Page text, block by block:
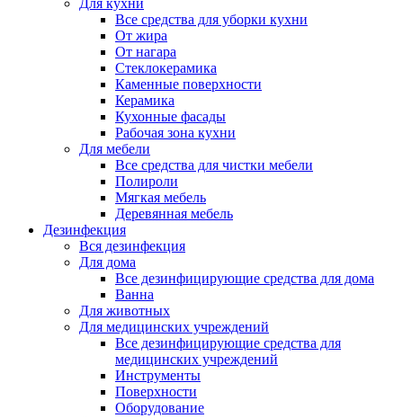
Для кухни
Все средства для уборки кухни
От жира
От нагара
Стеклокерамика
Каменные поверхности
Керамика
Кухонные фасады
Рабочая зона кухни
Для мебели
Все средства для чистки мебели
Полироли
Мягкая мебель
Деревянная мебель
Дезинфекция
Вся дезинфекция
Для дома
Все дезинфицирующие средства для дома
Ванна
Для животных
Для медицинских учреждений
Все дезинфицирующие средства для
медицинских учреждений
Инструменты
Поверхности
Оборудование